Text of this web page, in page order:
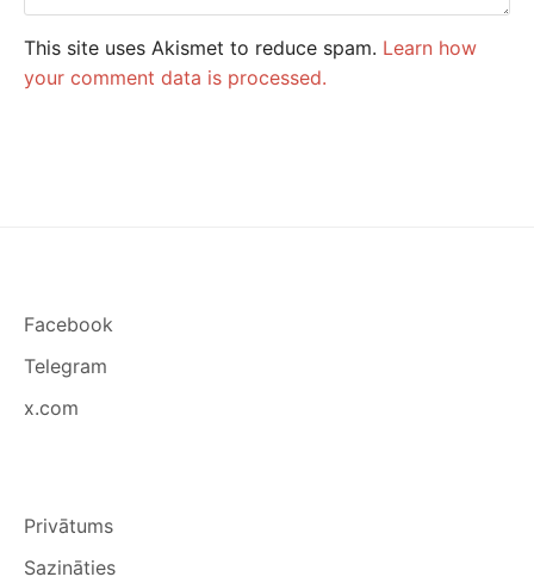
This site uses Akismet to reduce spam. Learn how
your comment data is processed.
Facebook
Telegram
x.com
Privātums
Sazināties